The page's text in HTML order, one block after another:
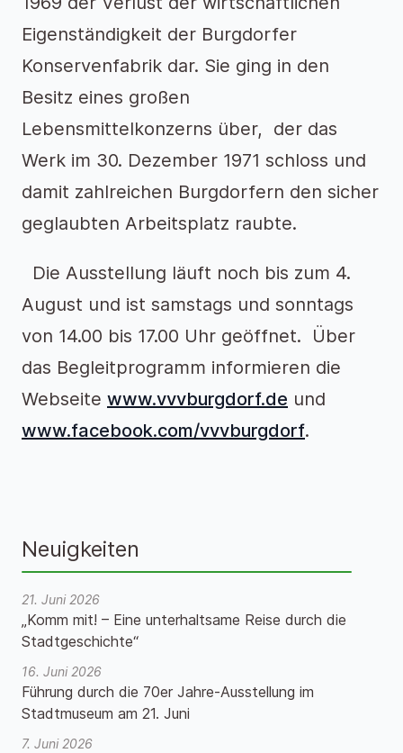
Eigenständigkeit der Burgdorfer
Konservenfabrik dar. Sie ging in den
Besitz eines großen
Lebensmittelkonzerns über, der das
Werk im 30. Dezember 1971 schloss und
damit zahlreichen Burgdorfern den sicher
geglaubten Arbeitsplatz raubte.
Die Ausstellung läuft noch bis zum 4.
August und ist samstags und sonntags
von 14.00 bis 17.00 Uhr geöffnet. Über
das Begleitprogramm informieren die
Webseite www.vvvburgdorf.de und
www.facebook.com/vvvburgdorf.
Neuigkeiten
21. Juni 2026
„Komm mit! – Eine unterhaltsame Reise durch die
Stadtgeschichte“
16. Juni 2026
Führung durch die 70er Jahre-Ausstellung im
Stadtmuseum am 21. Juni
7. Juni 2026